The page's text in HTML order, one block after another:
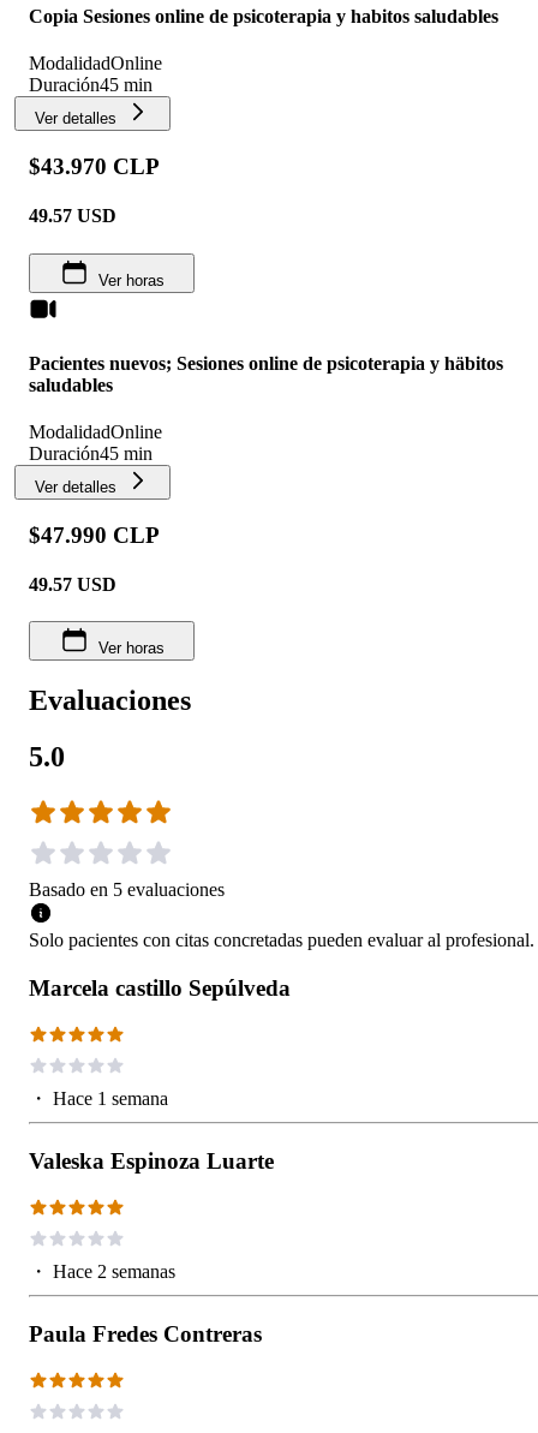
Copia Sesiones online de psicoterapia y habitos saludables
ModalidadOnline
Duración45 min
Ver detalles
$43.970 CLP
49.57 USD
Ver horas
Pacientes nuevos; Sesiones online de psicoterapia y häbitos
saludables
ModalidadOnline
Duración45 min
Ver detalles
$47.990 CLP
49.57 USD
Ver horas
Evaluaciones
5.0
Basado en 5 evaluaciones
Solo pacientes con citas concretadas pueden evaluar al profesional.
Marcela castillo Sepúlveda
・ Hace 1 semana
Valeska Espinoza Luarte
・ Hace 2 semanas
Paula Fredes Contreras